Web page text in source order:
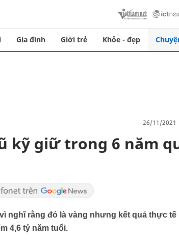
Gia đình Giới trẻ Khỏe - đẹp
26/11/2021
kỹ giữ trong 6 năm
nghĩ rằng đó là vàng nhưng kết quả thực tế
4,6 tỷ năm tuổi.